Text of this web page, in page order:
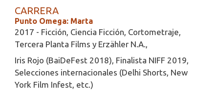
CARRERA
Punto Omega: Marta
2017 - Ficción, Ciencia Ficción, Cortometraje,
Tercera Planta Films y Erzähler N.A.,
Iris Rojo (BaiDeFest 2018), Finalista NIFF 2019,
Selecciones internacionales (Delhi Shorts, New
York Film Infest, etc.)